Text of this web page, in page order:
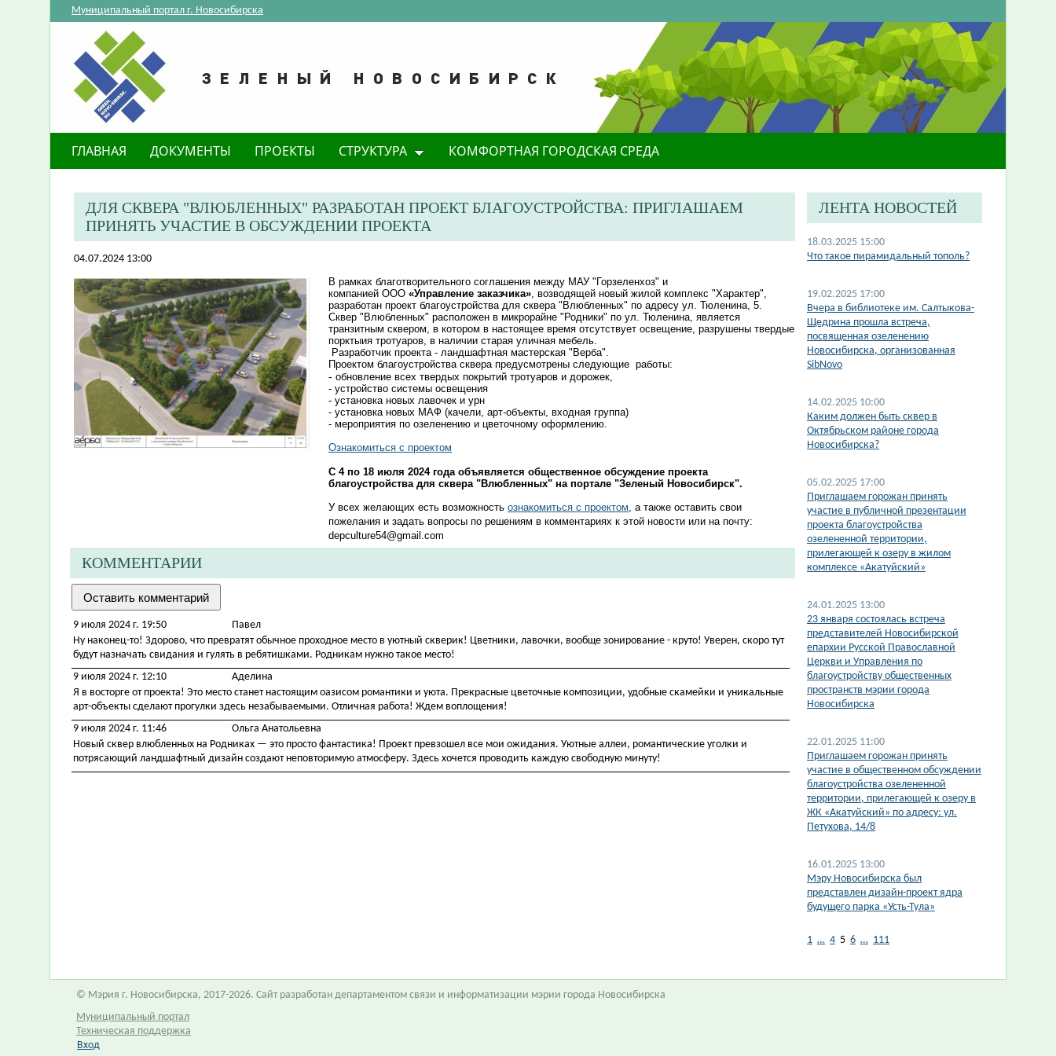
Муниципальный портал г. Новосибирска
ГЛАВНАЯ ДОКУМЕНТЫ ПРОЕКТЫ СТРУКТУРА КОМФОРТНАЯ ГОРОДСКАЯ СРЕДА
ДЛЯ СКВЕРА "ВЛЮБЛЕННЫХ" РАЗРАБОТАН ПРОЕКТ БЛАГОУСТРОЙСТВА: ПРИГЛАШАЕМ
ПРИНЯТЬ УЧАСТИЕ В ОБСУЖДЕНИИ ПРОЕКТА
04.07.2024 13:00
В рамках благотворительного соглашения между МАУ "Горзеленхоз" и
компанией ООО «Управление заказчика», возводящей новый жилой комплекс "Характер",
разработан проект благоустройства для сквера "Влюбленных" по адресу ул. Тюленина, 5.
Сквер "Влюбленных" расположен в микрорайне "Родники" по ул. Тюленина, является
транзитным сквером, в котором в настоящее время отсутствует освещение, разрушены твердые
порктыия тротуаров, в наличии старая уличная мебель.
Разработчик проекта - ландшафтная мастерская "Верба".
Проектом благоустройства сквера предусмотрены следующие работы:
- обновление всех твердых покрытий тротуаров и дорожек,
- устройство системы освещения
- установка новых лавочек и урн
- установка новых МАФ (качели, арт-объекты, входная группа)
- мероприятия по озеленению и цветочному оформлению.
Ознакомиться с проектом​
С 4 по 18 июля 2024 года объявляется общественное обсуждение проекта
благоустройства для сквера "Влюбленных" на портале "Зеленый Новосибирск".
У всех желающих есть возможность ознакомиться с проектом​, а также оставить свои
пожелания и задать вопросы по решениям в комментариях к этой новости или на почту:
depculture54@gmail.com​
КОММЕНТАРИИ
9 июля 2024 г. 19:50
Павел
Ну наконец-то! Здорово, что превратят обычное проходное место в уютный скверик! Цветники, лавочки, вообще зонирование - круто! Уверен, скоро тут
будут назначать свидания и гулять в ребятишками. Родникам нужно такое место!
9 июля 2024 г. 12:10
Аделина
Я в восторге от проекта! Это место станет настоящим оазисом романтики и уюта. Прекрасные цветочные композиции, удобные скамейки и уникальные
арт-объекты сделают прогулки здесь незабываемыми. Отличная работа! Ждем воплощения!
9 июля 2024 г. 11:46
Ольга Анатольевна
Новый сквер влюбленных на Родниках — это просто фантастика! Проект превзошел все мои ожидания. Уютные аллеи, романтические уголки и
потрясающий ландшафтный дизайн создают неповторимую атмосферу. Здесь хочется проводить каждую свободную минуту!
ЛЕНТА НОВОСТЕЙ
18.03.2025 15:00
Что такое пирамидальный тополь?
19.02.2025 17:00
Вчера в библиотеке им. Салтыкова-
Щедрина прошла встреча,
посвященная озеленению
Новосибирска, организованная
SibNovo
14.02.2025 10:00
​Каким должен быть сквер в
Октябрьском районе города
Новосибирска?
05.02.2025 17:00
​Приглашаем горожан принять
участие в публичной презентации
проекта благоустройства
озелененной территории,
прилегающей к озеру в жилом
комплексе «Акатуйский»
24.01.2025 13:00
23 января состоялась встреча
представителей Новосибирской
епархии Русской Православной
Церкви и Управления по
благоустройству общественных
пространств мэрии города
Новосибирска
22.01.2025 11:00
Приглашаем горожан принять
участие в общественном обсуждении
благоустройства озелененной
территории, прилегающей к озеру в
ЖК «Акатуйский» по адресу: ул.
Петухова, 14/8
16.01.2025 13:00
Мэру Новосибирска был
представлен дизайн-проект ядра
будущего парка «Усть-Тула»
1 … 4 5 6 … 111
© Мэрия г. Новосибирска, 2017-2026. Сайт разработан департаментом связи и информатизации мэрии города Новосибирска
Муниципальный портал
Техническая поддержка
Вход